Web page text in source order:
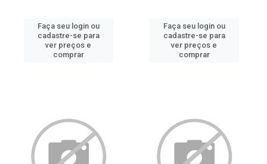
Faça seu login ou
cadastre-se para
ver preços e
comprar
Faça seu login ou
cadastre-se para
ver preços e
comprar